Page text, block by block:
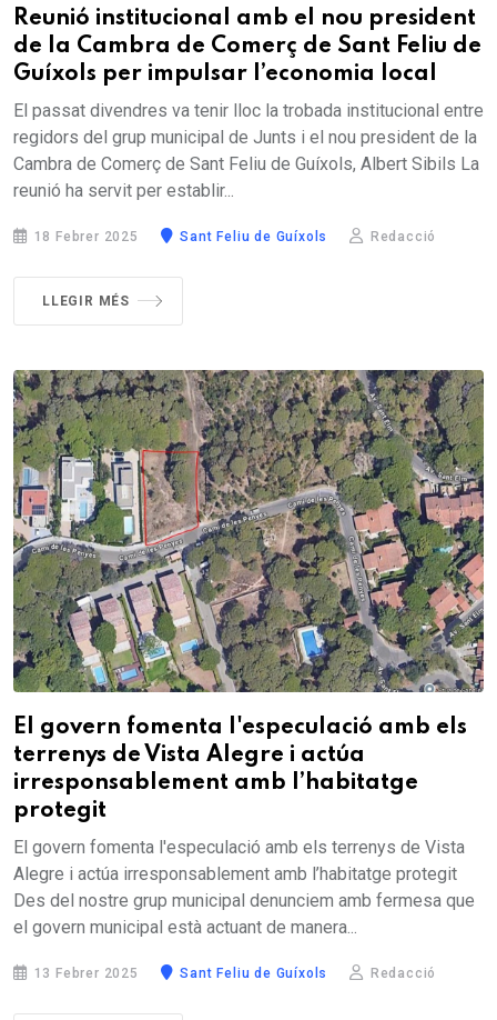
Reunió institucional amb el nou president
de la Cambra de Comerç de Sant Feliu de
Guíxols per impulsar l’economia local
El passat divendres va tenir lloc la trobada institucional entre
regidors del grup municipal de Junts i el nou president de la
Cambra de Comerç de Sant Feliu de Guíxols, Albert Sibils La
reunió ha servit per establir...
18 Febrer 2025 Sant Feliu de Guíxols Redacció
LLEGIR MÉS
El govern fomenta l'especulació amb els
terrenys de Vista Alegre i actúa
irresponsablement amb l’habitatge
protegit
El govern fomenta l'especulació amb els terrenys de Vista
Alegre i actúa irresponsablement amb l’habitatge protegit
Des del nostre grup municipal denunciem amb fermesa que
el govern municipal està actuant de manera...
13 Febrer 2025 Sant Feliu de Guíxols Redacció